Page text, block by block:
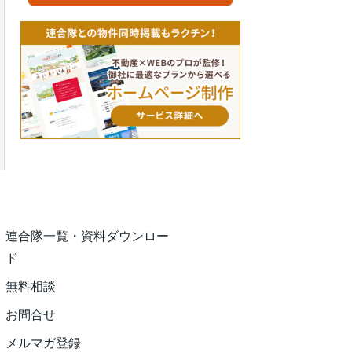
連合隊一覧・資料ダウンロー
ド
無料相談
お問合せ
メルマガ登録